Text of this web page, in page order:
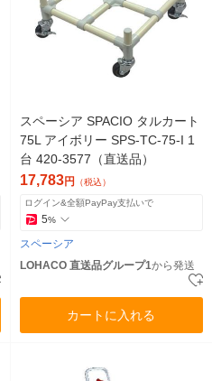
スペーシア SPACIO タルカート
75L アイボリー SPS-TC-75-I 1
台 420-3577（直送品）
17,783円 （税込）
ログイン&全額PayPay支払いで
5%
スペーシア
LOHACO 直送品グループ1から発送
カートに入れる